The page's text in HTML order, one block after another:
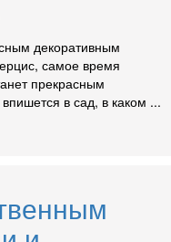
декоративным
самое время
прекрасным
в сад, в каком ...